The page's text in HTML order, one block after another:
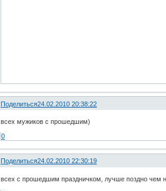
Поделиться24.02.2010 20:38:22
всех мужиков с прошедшим)
0
Поделиться24.02.2010 22:30:19
всех с прошедшим праздничком, лучше поздно чем